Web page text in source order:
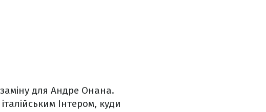
для Андре Онана.
Інтером, куди